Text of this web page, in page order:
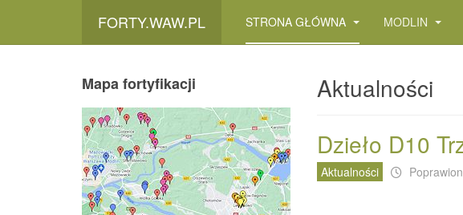
FORTY.WAW.PL STRONA GŁÓWNA MODLIN
Aktualności
Dzieło D10
Aktualności
Mapa fortyfikacji